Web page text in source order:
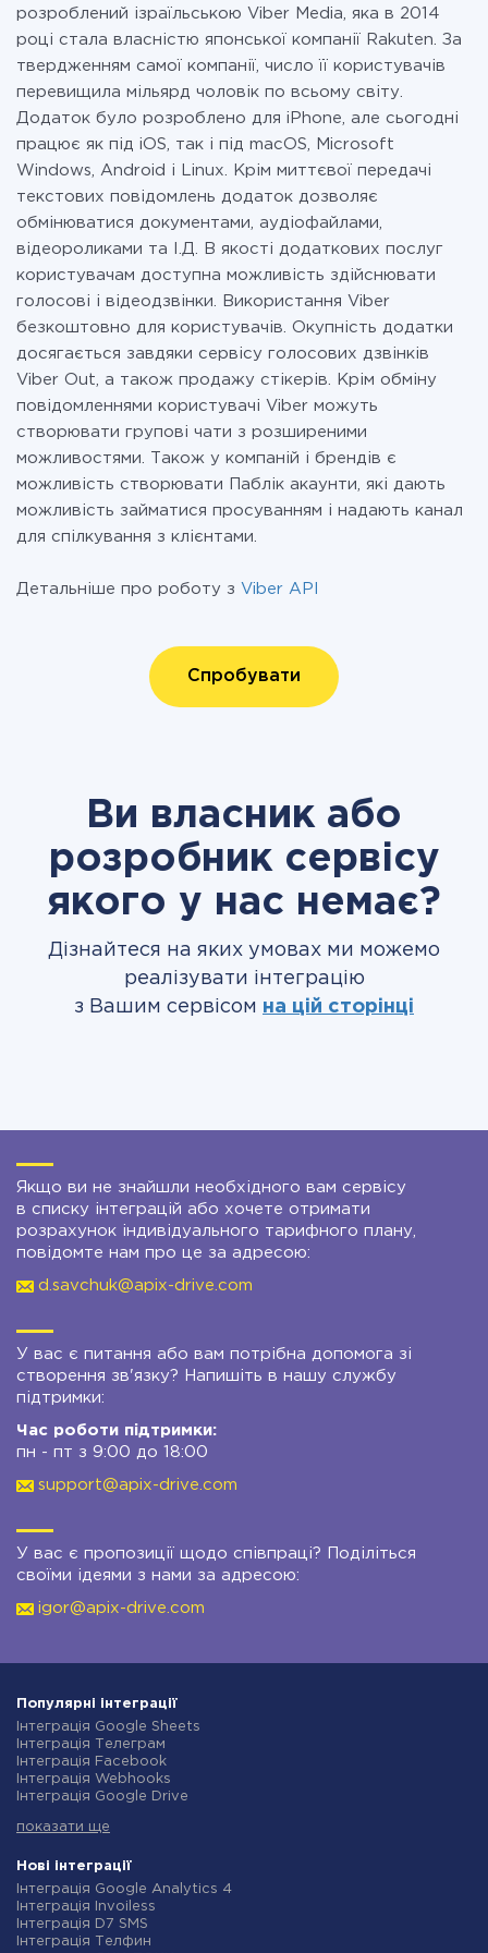
розроблений ізраїльською Viber Media, яка в 2014
році стала власністю японської компанії Rakuten. За
твердженням самої компанії, число її користувачів
перевищила мільярд чоловік по всьому світу.
Додаток було розроблено для iPhone, але сьогодні
працює як під iOS, так і під macOS, Microsoft
Windows, Android і Linux. Крім миттєвої передачі
текстових повідомлень додаток дозволяє
обмінюватися документами, аудіофайлами,
відеороликами та І.Д. В якості додаткових послуг
користувачам доступна можливість здійснювати
голосові і відеодзвінки. Використання Viber
безкоштовно для користувачів. Окупність додатки
досягається завдяки сервісу голосових дзвінків
Viber Out, а також продажу стікерів. Крім обміну
повідомленнями користувачі Viber можуть
створювати групові чати з розширеними
можливостями. Також у компаній і брендів є
можливість створювати Паблік акаунти, які дають
можливість займатися просуванням і надають канал
для спілкування з клієнтами.
Детальніше про роботу з Viber API
Спробувати
Ви власник або
розробник сервісу
якого у нас немає?
Дізнайтеся на яких умовах ми можемо
реалізувати інтеграцію
з Вашим сервісом на цій сторінці
Якщо ви не знайшли необхідного вам сервісу
в списку інтеграцій або хочете отримати
розрахунок індивідуального тарифного плану,
повідомте нам про це за адресою:
d.savchuk@apix-drive.com
У вас є питання або вам потрібна допомога зі
створення зв'язку? Напишіть в нашу службу
підтримки:
Час роботи підтримки:
пн - пт з 9:00 до 18:00
support@apix-drive.com
У вас є пропозиції щодо співпраці? Поділіться
своїми ідеями з нами за адресою:
igor@apix-drive.com
Популярні інтеграції
Інтеграція Google Sheets
Інтеграція Телеграм
Інтеграція Facebook
Інтеграція Webhooks
Інтеграція Google Drive
Інтеграція Gmail
Інтеграція Rozetka
Інтеграція OpenAI (ChatGPT)
Інтеграція Binotel
Інтеграція Prom
Інтеграція Приват24
показати ще
Нові інтеграції
Інтеграція Google Analytics 4
Інтеграція Invoiless
Інтеграція D7 SMS
Інтеграція Телфин